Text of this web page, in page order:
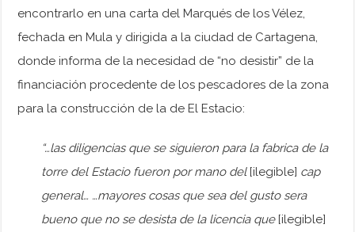
encontrarlo en una carta del Marqués de los Vélez,
fechada en Mula y dirigida a la ciudad de Cartagena,
donde informa de la necesidad de “no desistir” de la
financiación procedente de los pescadores de la zona
para la construcción de la de El Estacio:
“…las diligencias que se siguieron para la fabrica de la
torre del Estacio fueron por mano del [ilegible] cap
general… …mayores cosas que sea del gusto sera
bueno que no se desista de la licencia que [ilegible]